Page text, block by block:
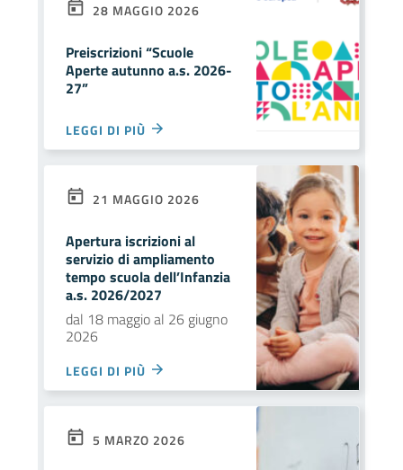
28 MAGGIO 2026
Preiscrizioni “Scuole
Aperte autunno a.s. 2026-
27”
LEGGI DI PIÙ
21 MAGGIO 2026
Apertura iscrizioni al
servizio di ampliamento
tempo scuola dell’Infanzia
a.s. 2026/2027
dal 18 maggio al 26 giugno
2026
LEGGI DI PIÙ
5 MARZO 2026